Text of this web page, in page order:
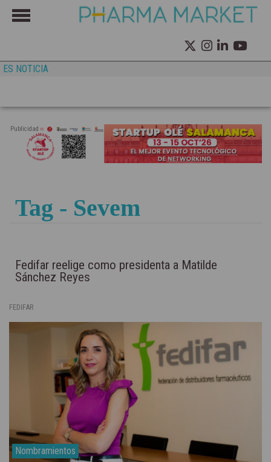
ES NOTICIA
Publicidad
Tag - Sevem
Fedifar reelige como presidenta a Matilde
Sánchez Reyes
FEDIFAR
Nombramientos